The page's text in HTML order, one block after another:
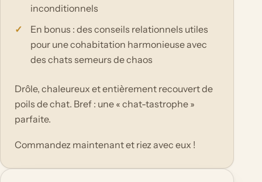
inconditionnels
En bonus : des conseils relationnels utiles
pour une cohabitation harmonieuse avec
des chats semeurs de chaos
Drôle, chaleureux et entièrement recouvert de
poils de chat. Bref : une « chat-tastrophe »
parfaite.
Commandez maintenant et riez avec eux !